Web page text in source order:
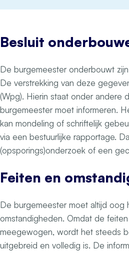
Besluit
De burgemeester onderbouwt
De verstrekking van deze
(Wpg). Hierin staat onder andere
burgemeester moet informeren.
kan mondeling of schriftelijk
via een bestuurlijke rapportage.
(opsporings)onderzoek of een
Feiten en
De burgemeester moet altijd oog
omstandigheden. Omdat de
meegewogen, wordt het steeds
uitgebreid en volledig is. De